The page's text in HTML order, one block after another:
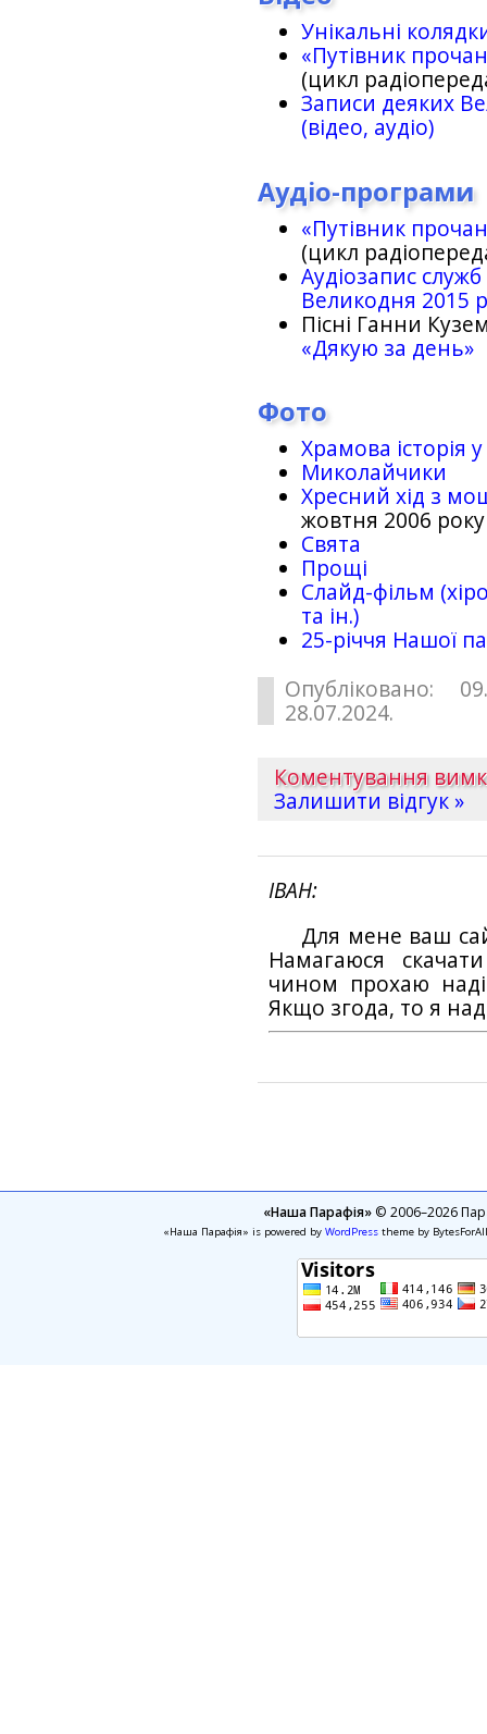
Унікальні
«Путівник
(цикл
Записи деяких
(відео, аудіо)
Аудіо-програми
«Путівник
(цикл
Аудіозапис
Великодня 2015
Пісні Ганни
«Дякую за день»
Фото
Храмова історія
Миколайчики
Хресний хід з
жовтня 2006 року
Свята
Прощі
Слайд-фільм
та ін.)
25-рiччя Нашої
Опубліковано:
28.07.2024.
Коментування
Залишити відгук »
ІВАН
Для мене ваш
Намагаюся
чином прохаю
Якщо згода, то я
«Наша Парафія»© 2006–2026
«Наша Парафія» is powered by WordPresstheme by